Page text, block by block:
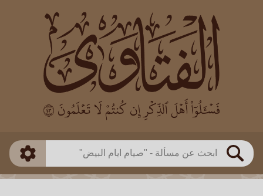
بحث
العالم
بن باز
بن العثيمين
اللجنة الدائمة
طريقة البحث
ذكي